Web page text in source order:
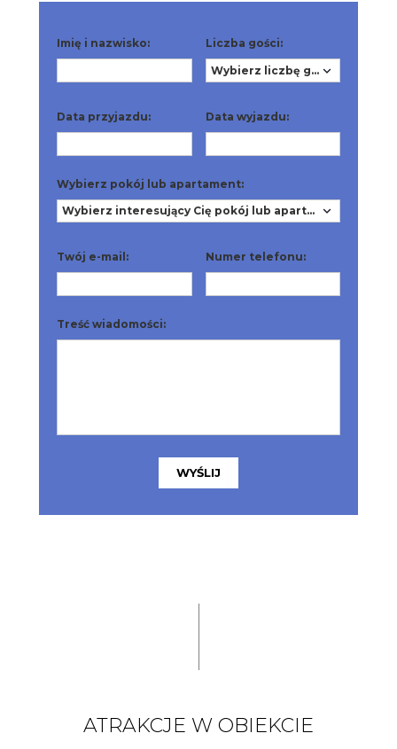
ATRAKCJE W OBIEKCIE
Imię i nazwisko: Liczba gości:
Data przyjazdu: Data wyjazdu:
Wybierz pokój lub apartament:
Twój e-mail: Numer telefonu:
Treść wiadomości:
WYŚLIJ